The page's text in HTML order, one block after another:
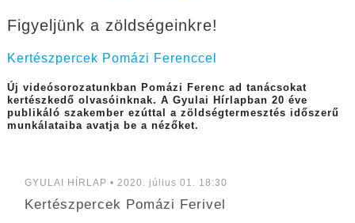
Figyeljünk a zöldségeinkre!
Kertészpercek Pomázi Ferenccel
Új videósorozatunkban Pomázi Ferenc ad tanácsokat
kertészkedő olvasóinknak. A Gyulai Hírlapban 20 éve
publikáló szakember ezúttal a zöldségtermesztés időszerű
munkálataiba avatja be a nézőket.
GYULAI HÍRLAP • 2020. július 01. 18:30
Kertészpercek Pomázi Ferivel